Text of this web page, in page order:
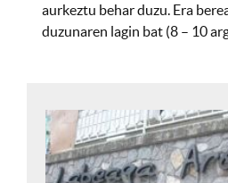
aurkeztu behar duzu. Era
duzunaren lagin bat (8 – 10